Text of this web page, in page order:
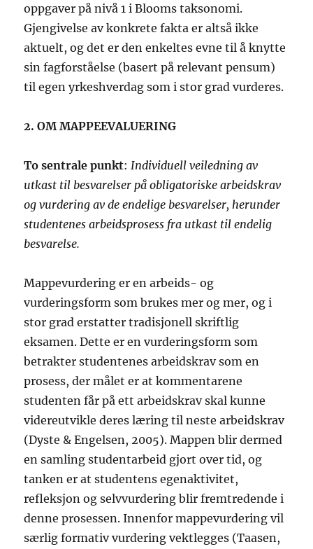
oppgaver på nivå 1 i Blooms taksonomi.
Gjengivelse av konkrete fakta er altså ikke
aktuelt, og det er den enkeltes evne til å knytte
sin fagforståelse (basert på relevant pensum)
til egen yrkeshverdag som i stor grad vurderes.
2. OM MAPPEEVALUERING
To sentrale punkt: Individuell veiledning av
utkast til besvarelser på obligatoriske arbeidskrav
og vurdering av de endelige besvarelser, herunder
studentenes arbeidsprosess fra utkast til endelig
besvarelse.
Mappevurdering er en arbeids- og
vurderingsform som brukes mer og mer, og i
stor grad erstatter tradisjonell skriftlig
eksamen. Dette er en vurderingsform som
betrakter studentenes arbeidskrav som en
prosess, der målet er at kommentarene
studenten får på ett arbeidskrav skal kunne
videreutvikle deres læring til neste arbeidskrav
(Dyste & Engelsen, 2005). Mappen blir dermed
en samling studentarbeid gjort over tid, og
tanken er at studentens egenaktivitet,
refleksjon og selvvurdering blir fremtredende i
denne prosessen. Innenfor mappevurdering vil
særlig formativ vurdering vektlegges (Taasen,